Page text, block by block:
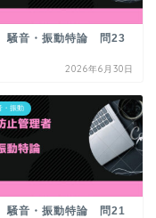
音・振動特論 問23
2026年6月30日
・振動
音・振動特論 問21